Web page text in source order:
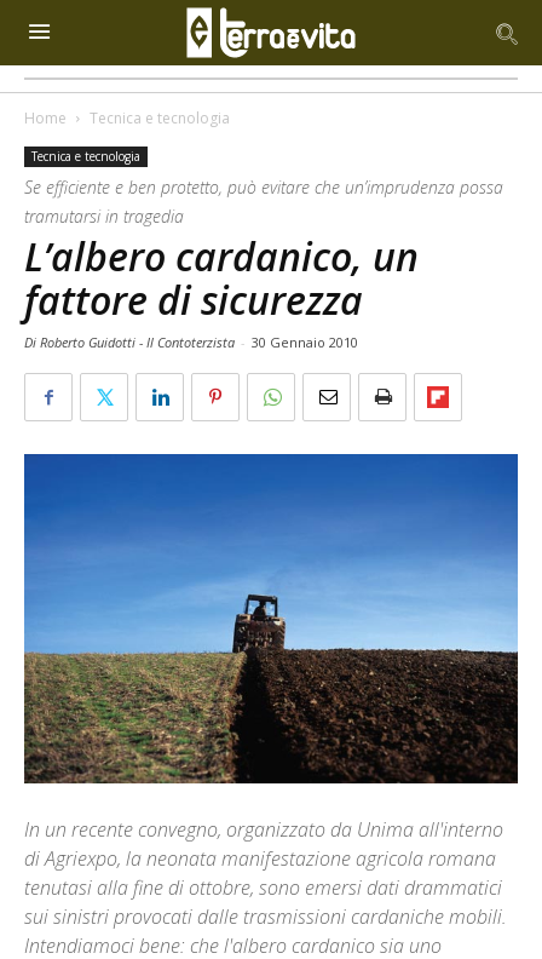
Home Tecnica e tecnologia
Tecnica e tecnologia
Se efficiente e ben protetto, può evitare che un’imprudenza possa
tramutarsi in tragedia
L’albero cardanico, un
fattore di sicurezza
Di Roberto Guidotti - Il Contoterzista - 30 Gennaio 2010
In un recente convegno, organizzato da Unima all'interno
di Agriexpo, la neonata manifestazione agricola romana
tenutasi alla fine di ottobre, sono emersi dati drammatici
sui sinistri provocati dalle trasmissioni cardaniche mobili.
Intendiamoci bene: che l'albero cardanico sia uno